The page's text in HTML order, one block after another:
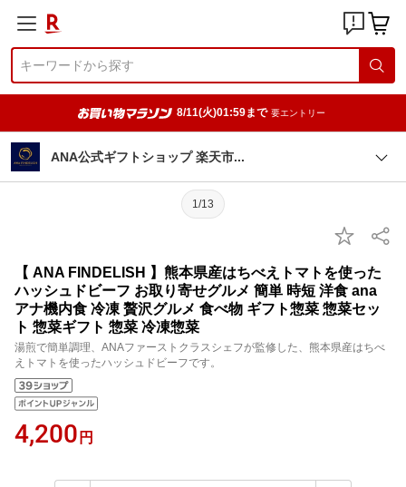
8/11(火)01:59まで 要エントリー
ANA公式ギフトショップ 楽天市
1/13
【 ANA FINDELISH 】熊本県産はちべえトマトを使った
ハッシュドビーフ お取り寄せグルメ 簡単 時短 洋食 ana
アナ機内食 冷凍 贅沢グルメ 食べ物 ギフト惣菜 惣菜セッ
ト 惣菜ギフト 惣菜 冷凍惣菜
湯煎で簡単調理、ANAファーストクラスシェフが監修した、熊本県産はちべ
えトマトを使ったハッシュドビーフです。
4,200 円